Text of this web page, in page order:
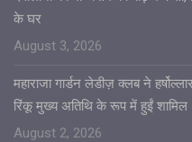
के घर
August 3, 2026
महाराजा गार्डन लेडीज़ क्लब ने
रिंकू मुख्य अतिथि के रूप में हुईं शामिल
August 2, 2026